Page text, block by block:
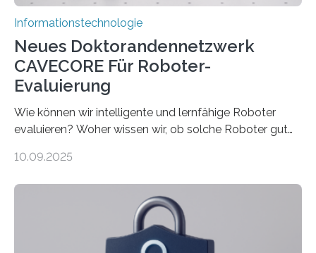
Informationstechnologie
Neues Doktorandennetzwerk
CAVECORE Für Roboter-
Evaluierung
Wie können wir intelligente und lernfähige Roboter
evaluieren? Woher wissen wir, ob solche Roboter gut
sich CAVECORE – ein neues Marie Skłodowska-Curie
koordiniert wird. Ab dem 1. September werden sich
über einen Zeitraum von vier Jahren insgesamt 15
Promovierende im Rahmen von CAVECORE mit
kognitiven Robotern beschäftigen – also mit Robotern,
10.09.2025